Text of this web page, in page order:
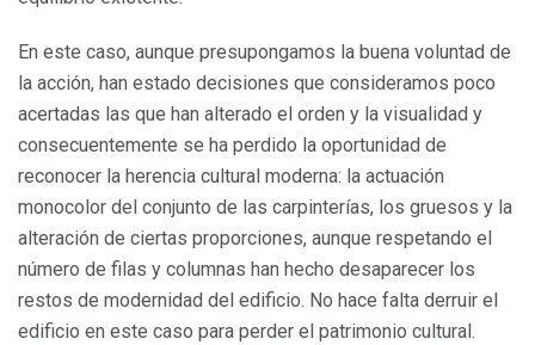
En este caso, aunque presupongamos la buena voluntad de
la acción, han estado decisiones que consideramos poco
acertadas las que han alterado el orden y la visualidad y
consecuentemente se ha perdido la oportunidad de
reconocer la herencia cultural moderna: la actuación
monocolor del conjunto de las carpinterías, los gruesos y la
alteración de ciertas proporciones, aunque respetando el
número de filas y columnas han hecho desaparecer los
restos de modernidad del edificio. No hace falta derruir el
edificio en este caso para perder el patrimonio cultural.